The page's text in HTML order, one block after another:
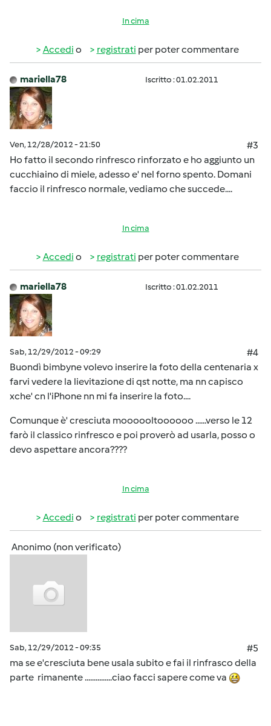
In cima
Accedi o registrati per poter commentare
mariella78 Iscritto : 01.02.2011
Ven, 12/28/2012 - 21:50
#3
Ho fatto il secondo rinfresco rinforzato e ho aggiunto un
cucchiaino di miele, adesso e' nel forno spento. Domani
faccio il rinfresco normale, vediamo che succede....
In cima
Accedi o registrati per poter commentare
mariella78 Iscritto : 01.02.2011
Sab, 12/29/2012 - 09:29
#4
Buondì bimbyne volevo inserire la foto della centenaria x
farvi vedere la lievitazione di qst notte, ma nn capisco
xche' cn l'iPhone nn mi fa inserire la foto....
Comunque è' cresciuta moooooltoooooo ......verso le 12
farò il classico rinfresco e poi proverò ad usarla, posso o
devo aspettare ancora????
In cima
Accedi o registrati per poter commentare
Anonimo (non verificato)
Sab, 12/29/2012 - 09:35
#5
ma se e'cresciuta bene usala subito e fai il rinfrasco della
parte rimanente ...............ciao facci sapere come va